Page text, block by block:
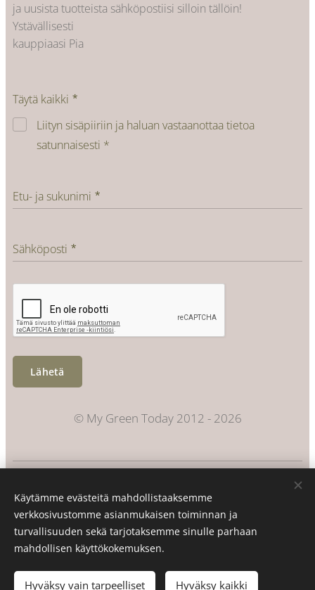
Lisää ostoskoriin
ja uusista tuotteista sähköpostiisi silloin tällöin!
Ystävällisesti
kauppiaasi Pia
Täytä kaikki
Liityn sisäpiiriin ja haluan vastaanottaa tietoa
satunnaisesti *
Etu- ja sukunimi
Sähköposti
Lähetä
© My Green Today 2012 - 2026
Kielet
Suomi
Svenska
Käytämme evästeitä mahdollistaaksemme
verkkosivustomme asianmukaisen toiminnan ja
turvallisuuden sekä tarjotaksemme sinulle parhaan
mahdollisen käyttökokemuksen.
Hyväksy vain tarpeelliset Hyväksy kaikki